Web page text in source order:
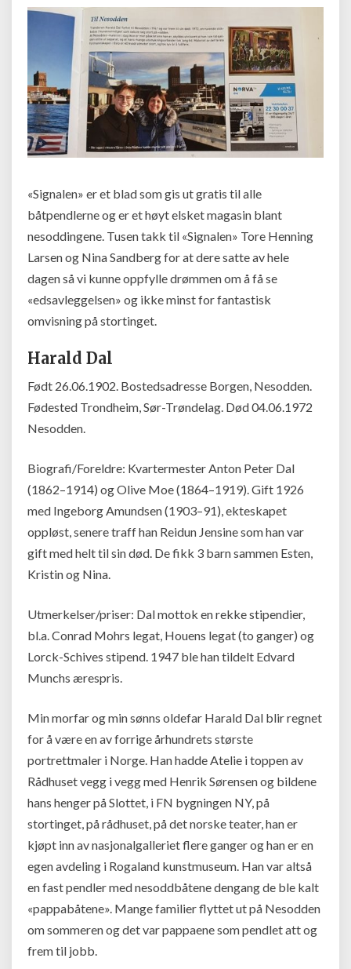
«Signalen» er et blad som gis ut gratis til alle
båtpendlerne og er et høyt elsket magasin blant
nesoddingene. Tusen takk til «Signalen» Tore Henning
Larsen og Nina Sandberg for at dere satte av hele
dagen så vi kunne oppfylle drømmen om å få se
«edsavleggelsen» og ikke minst for fantastisk
omvisning på stortinget.
Harald Dal
Født 26.06.1902. Bostedsadresse Borgen, Nesodden.
Fødested Trondheim, Sør-Trøndelag. Død 04.06.1972
Nesodden.
Biografi/Foreldre: Kvartermester Anton Peter Dal
(1862–1914) og Olive Moe (1864–1919). Gift 1926
med Ingeborg Amundsen (1903–91), ekteskapet
oppløst, senere traff han Reidun Jensine som han var
gift med helt til sin død. De fikk 3 barn sammen Esten,
Kristin og Nina.
Utmerkelser/priser: Dal mottok en rekke stipendier,
bl.a. Conrad Mohrs legat, Houens legat (to ganger) og
Lorck-Schives stipend. 1947 ble han tildelt Edvard
Munchs ærespris.
Min morfar og min sønns oldefar Harald Dal blir regnet
for å være en av forrige århundrets største
portrettmaler i Norge. Han hadde Atelie i toppen av
Rådhuset vegg i vegg med Henrik Sørensen og bildene
hans henger på Slottet, i FN bygningen NY, på
stortinget, på rådhuset, på det norske teater, han er
kjøpt inn av nasjonalgalleriet flere ganger og han er en
egen avdeling i Rogaland kunstmuseum. Han var altså
en fast pendler med nesoddbåtene dengang de ble kalt
«pappabåtene». Mange familier flyttet ut på Nesodden
om sommeren og det var pappaene som pendlet att og
frem til jobb.